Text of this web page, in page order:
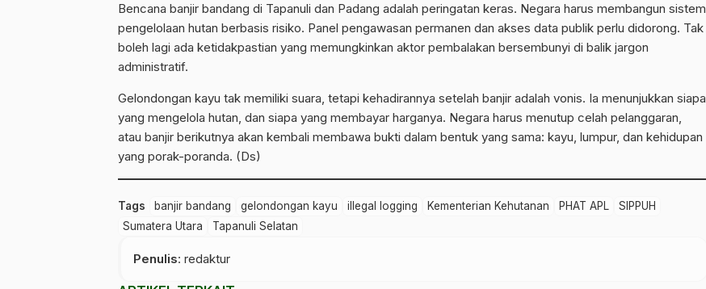
Bencana banjir bandang di Tapanuli dan Padang adalah peringatan keras. Negara harus membangun sistem
pengelolaan hutan berbasis risiko. Panel pengawasan permanen dan akses data publik perlu didorong. Tak
boleh lagi ada ketidakpastian yang memungkinkan aktor pembalakan bersembunyi di balik jargon
administratif.
Gelondongan kayu tak memiliki suara, tetapi kehadirannya setelah banjir adalah vonis. Ia menunjukkan siapa
yang mengelola hutan, dan siapa yang membayar harganya. Negara harus menutup celah pelanggaran,
atau banjir berikutnya akan kembali membawa bukti dalam bentuk yang sama: kayu, lumpur, dan kehidupan
yang porak-poranda. (Ds)
Tags banjir bandang gelondongan kayu illegal logging Kementerian Kehutanan PHAT APL
SIPPUH
Sumatera Utara
Tapanuli Selatan
Penulis: redaktur